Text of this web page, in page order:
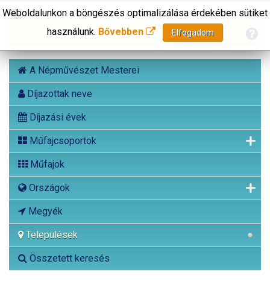
A Népművészet Mesterei
Díjazottak neve
Díjazási évek
Műfajcsoportok
Műfajok
Országok
Megyék
Települések
Összetett keresés
Weboldalunkon a böngészés optimalizálása érdekében sütiket
használunk. Bővebben Elfogadom